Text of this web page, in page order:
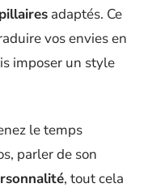
adaptés. Ce
vos envies en
imposer un style
le temps
parler de son
, tout cela